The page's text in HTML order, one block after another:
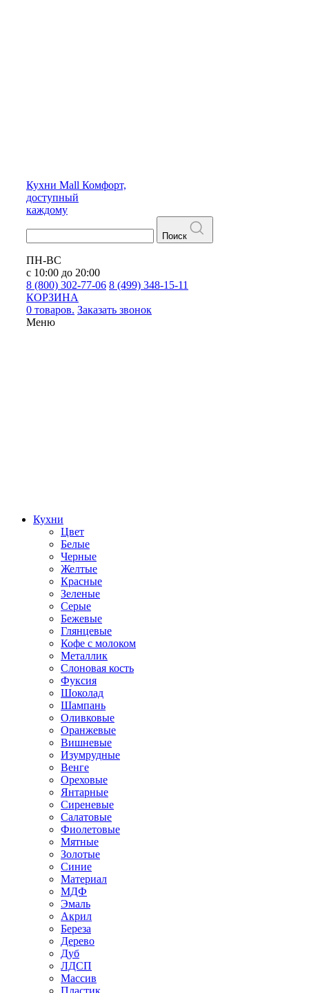
Кухни Mall Комфорт,
доступный
каждому
Поиск
ПН-ВС
с 10:00 до 20:00
8 (800) 302-77-06 8 (499) 348-15-11
КОРЗИНА
0 товаров. Заказать звонок
Меню
Кухни
Цвет
Белые
Черные
Желтые
Красные
Зеленые
Серые
Бежевые
Глянцевые
Кофе с молоком
Металлик
Слоновая кость
Фуксия
Шоколад
Шампань
Оливковые
Оранжевые
Вишневые
Изумрудные
Венге
Ореховые
Янтарные
Сиреневые
Салатовые
Фиолетовые
Мятные
Золотые
Синие
Материал
МДФ
Эмаль
Акрил
Береза
Дерево
Дуб
ЛДСП
Массив
Пластик